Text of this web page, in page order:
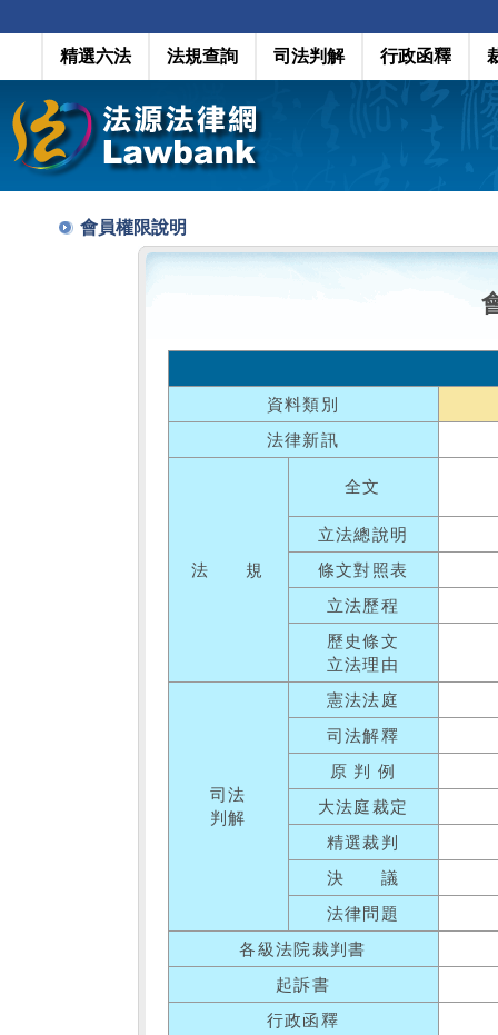
精選六法 法規查詢 司法判解 行政函釋
會員權限說明
資料類別
法律新訊
法 規
全文
立法總說明
條文對照表
立法歷程
歷史條文
立法理由
司法
判解
憲法法庭
司法解釋
原 判 例
大法庭裁定
精選裁判
決 議
法律問題
各級法院裁判書
起訴書
行政函釋